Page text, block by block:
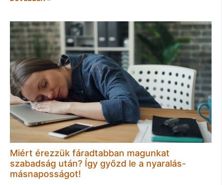
Miért érezzük fáradtabban magunkat
szabadság után? Így győzd le a nyaralás-
másnaposságot!